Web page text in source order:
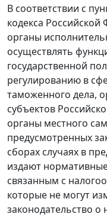
В соответствии с
кодекса
органы
осуществлять
государственной
регулированию в
таможенного дела,
субъектов
органы местного
предусмотренных
сборах случаях в
издают
связанным с
которые не могут
законодательство о